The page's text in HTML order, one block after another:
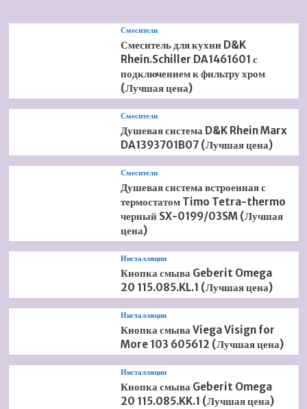
Смесители
Смеситель для кухни D&K
Rhein.Schiller DA1461601 с
подключением к фильтру хром
(Лучшая цена)
Смесители
Душевая система D&K Rhein Marx
DA1393701B07 (Лучшая цена)
Смесители
Душевая система встроенная с
термостатом Timo Tetra-thermo
черный SX-0199/03SM (Лучшая
цена)
Инсталляции
Кнопка смыва Geberit Omega
20 115.085.KL.1 (Лучшая цена)
Инсталляции
Кнопка смыва Viega Visign for
More 103 605612 (Лучшая цена)
Инсталляции
Кнопка смыва Geberit Omega
20 115.085.KK.1 (Лучшая цена)